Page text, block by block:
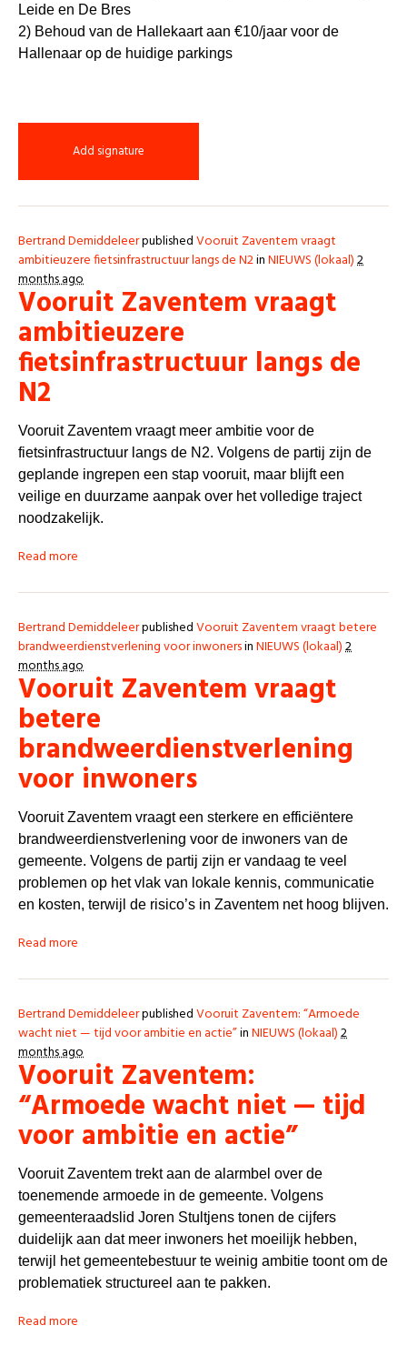
Leide en De Bres
2) Behoud van de Hallekaart aan €10/jaar voor de
Hallenaar op de huidige parkings
Add signature
Bertrand DemiddeleerpublishedVooruit Zaventem vraagt
ambitieuzere fietsinfrastructuur langs de N2inNIEUWS (lokaal)2
months ago
Vooruit Zaventem vraagt
ambitieuzere
fietsinfrastructuur langs de
N2
Vooruit Zaventem vraagt meer ambitie voor de
fietsinfrastructuur langs de N2. Volgens de partij zijn de
geplande ingrepen een stap vooruit, maar blijft een
veilige en duurzame aanpak over het volledige traject
noodzakelijk.
Read more
Bertrand DemiddeleerpublishedVooruit Zaventem vraagt betere
brandweerdienstverlening voor inwonersinNIEUWS (lokaal)2
months ago
Vooruit Zaventem vraagt
betere
brandweerdienstverlening
voor inwoners
Vooruit Zaventem vraagt een sterkere en efficiëntere
brandweerdienstverlening voor de inwoners van de
gemeente. Volgens de partij zijn er vandaag te veel
problemen op het vlak van lokale kennis, communicatie
en kosten, terwijl de risico’s in Zaventem net hoog blijven.
Read more
Bertrand DemiddeleerpublishedVooruit Zaventem: “Armoede
wacht niet — tijd voor ambitie en actie”inNIEUWS (lokaal)2
months ago
Vooruit Zaventem:
“Armoede wacht niet — tijd
voor ambitie en actie”
Vooruit Zaventem trekt aan de alarmbel over de
toenemende armoede in de gemeente. Volgens
gemeenteraadslid Joren Stultjens tonen de cijfers
duidelijk aan dat meer inwoners het moeilijk hebben,
terwijl het gemeentebestuur te weinig ambitie toont om de
problematiek structureel aan te pakken.
Read more